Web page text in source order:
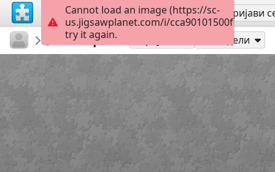
Региструј се Пријави
Dubatov
...
Masqué Подели
Cannot load an image (https://sc-
us.jigsawplanet.com/i/
try it again.